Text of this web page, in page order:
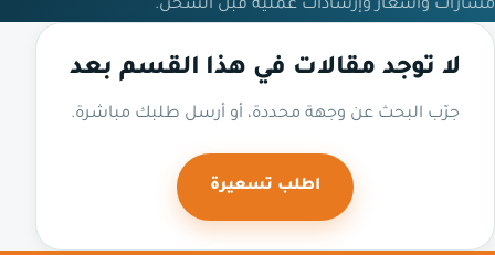
مسارات وأسعار وإرشادات عملية قبل الشحن.
لا توجد مقالات في هذا القسم بعد
جرّب البحث عن وجهة محددة، أو أرسل طلبك مباشرة.
اطلب تسعيرة